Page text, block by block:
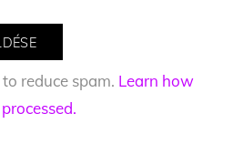
reduce spam. Learn how